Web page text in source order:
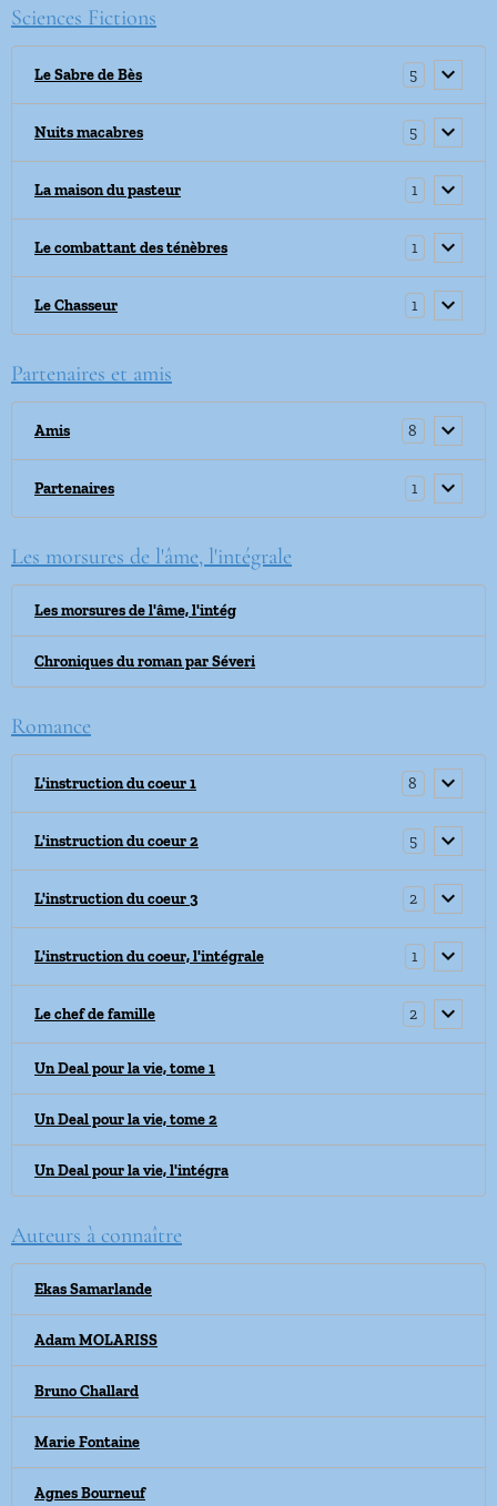
Sciences Fictions
Le Sabre de Bès 5
Nuits macabres 5
La maison du pasteur 1
Le combattant des ténèbres 1
Le Chasseur 1
Partenaires et amis
Amis 8
Partenaires 1
Les morsures de l'âme, l'intégrale
Les morsures de l'âme, l'intég
Chroniques du roman par Séveri
Romance
L'instruction du coeur 1 8
L'instruction du coeur 2 5
L'instruction du coeur 3 2
L'instruction du coeur, l'intégrale 1
Le chef de famille 2
Un Deal pour la vie, tome 1
Un Deal pour la vie, tome 2
Un Deal pour la vie, l'intégra
Auteurs à connaître
Ekas Samarlande
Adam MOLARISS
Bruno Challard
Marie Fontaine
Agnes Bourneuf